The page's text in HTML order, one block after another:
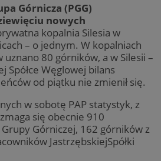
Górnicza (PGG)
nowych
kopalnia Silesia w
– o jednym. W kopalniach
uznano 80 górników, a w Silesii –
Spółce Węglowej bilans
od piątku nie zmienił się.
w sobotę PAP statystyk, z
się obecnie 910
Górniczej, 162 górników z
JastrzębskiejSpółki